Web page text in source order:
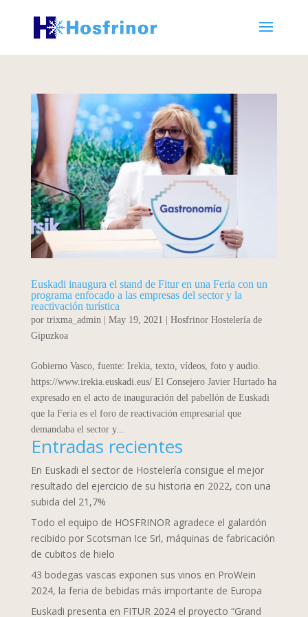
Euskadi inaugura el stand de Fitur en una Feria con un
programa enfocado a las empresas del sector y la
reactivación turística
por trixma_admin May 19, 2021
Hosfrinor Hostelería de
Gipuzkoa
Gobierno Vasco, fuente: Irekia, texto, vídeos, foto y audio.
https://www.irekia.euskadi.eus/ El Consejero Javier Hurtado ha
expresado en el acto de inauguración del pabellón de Euskadi
que la Feria es el foro de reactivación empresarial que
demandaba el sector y...
Entradas recientes
En Euskadi el sector de Hostelería consigue el mejor
resultado del ejercicio de su historia en 2022, con una
subida del 21,7%
Todo el equipo de HOSFRINOR agradece el galardón
recibido por Scotsman Ice Srl, máquinas de fabricación
de cubitos de hielo
43 bodegas vascas exponen sus vinos en ProWein
2024, la feria de bebidas más importante de Europa
Euskadi presenta en FITUR 2024 el proyecto “Grand